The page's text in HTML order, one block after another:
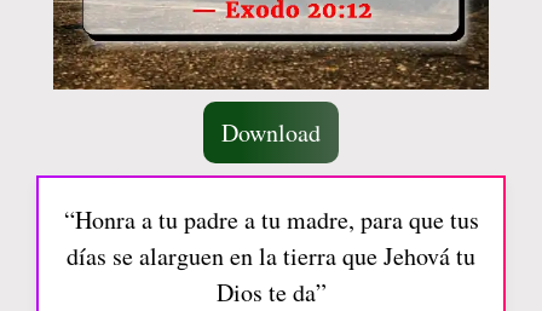
Download
“Honra a tu padre a tu madre, para que tus
días se alarguen en la tierra que Jehová tu
Dios te da”